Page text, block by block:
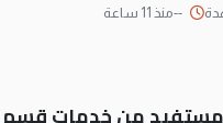
--منذ 11 ساعة